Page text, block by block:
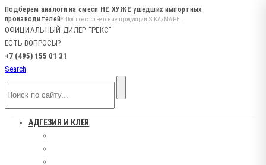
Подберем аналоги на смеси НЕ ХУЖЕ ушедших импортных
производителей* Полное соответсвие продукции SIKA/MAPEI.
ОФИЦИАЛЬНЫЙ ДИЛЕР "РЕКС"
ЕСТЬ ВОПРОСЫ?
+7 (495) 155 01 31
Search
АДГЕЗИЯ И КЛЕЯ